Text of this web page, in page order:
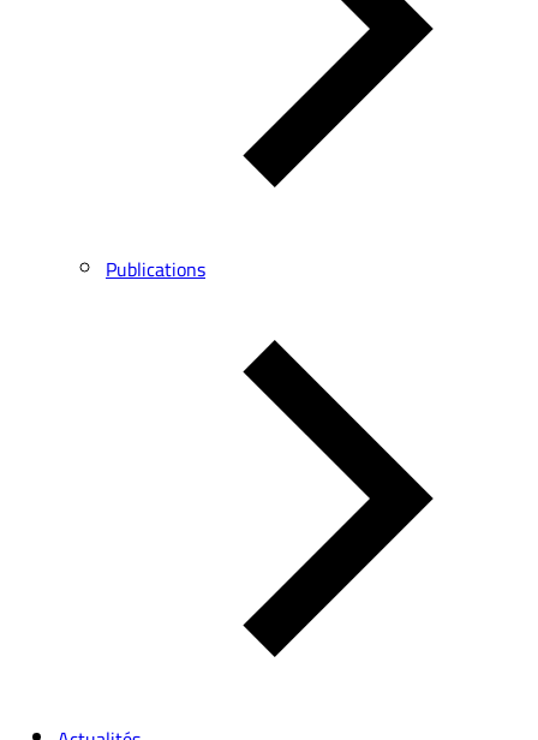
Publications